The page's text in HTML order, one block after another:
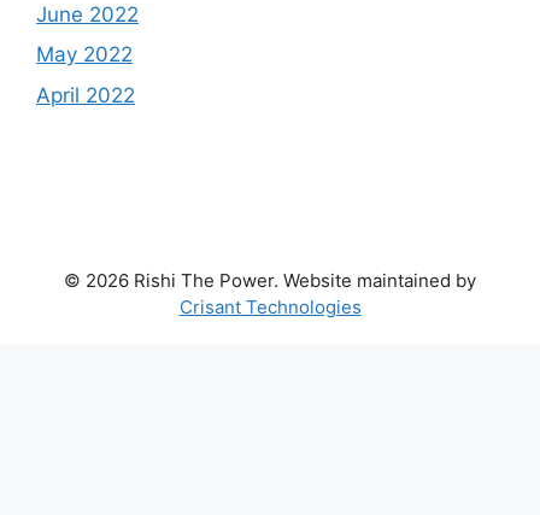
June 2022
May 2022
April 2022
© 2026 Rishi The Power. Website maintained by
Crisant Technologies